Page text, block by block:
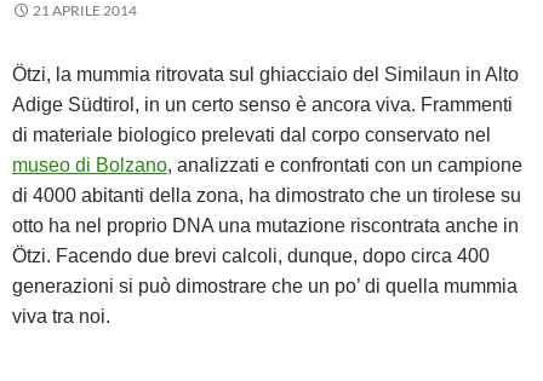
21 APRILE 2014
Ötzi, la mummia ritrovata sul ghiacciaio del Similaun in Alto
Adige Südtirol, in un certo senso è ancora viva. Frammenti
di materiale biologico prelevati dal corpo conservato nel
museo di Bolzano, analizzati e confrontati con un campione
di 4000 abitanti della zona, ha dimostrato che un tirolese su
otto ha nel proprio DNA una mutazione riscontrata anche in
Ötzi. Facendo due brevi calcoli, dunque, dopo circa 400
generazioni si può dimostrare che un po’ di quella mummia
viva tra noi.